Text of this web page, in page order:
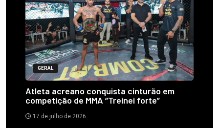
GERAL
Atleta acreano conquista cinturão em
competição de MMA “Treinei forte”
17 de julho de 2026